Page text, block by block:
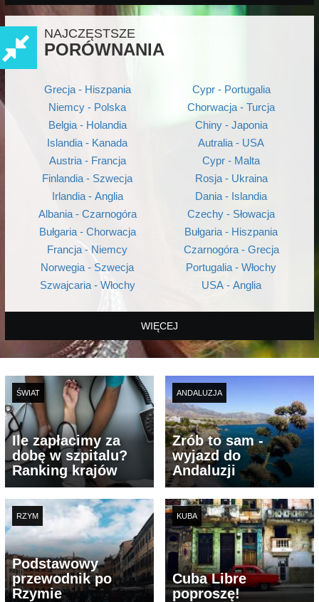
NAJCZĘSTSZE
PORÓWNANIA
Grecja - Hiszpania
Niemcy - Polska
Belgia - Holandia
Islandia - Kanada
Austria - Francja
Finlandia - Szwecja
Irlandia - Anglia
Albania - Czarnogóra
Bułgaria - Chorwacja
Francja - Niemcy
Norwegia - Szwecja
Szwajcaria - Włochy
Cypr - Portugalia
Chorwacja - Turcja
Chiny - Japonia
Autralia - USA
Cypr - Malta
Rosja - Ukraina
Dania - Islandia
Czechy - Słowacja
Bułgaria - Hiszpania
Czarnogóra - Grecja
Portugalia - Włochy
USA - Anglia
WIĘCEJ
ŚWIAT
Ile zapłacimy za
dobę w szpitalu?
Ranking krajów
ANDALUZJA
Zrób to sam -
wyjazd do
Andaluzji
RZYM
Podstawowy
przewodnik po
Rzymie
KUBA
Cuba Libre
poproszę!